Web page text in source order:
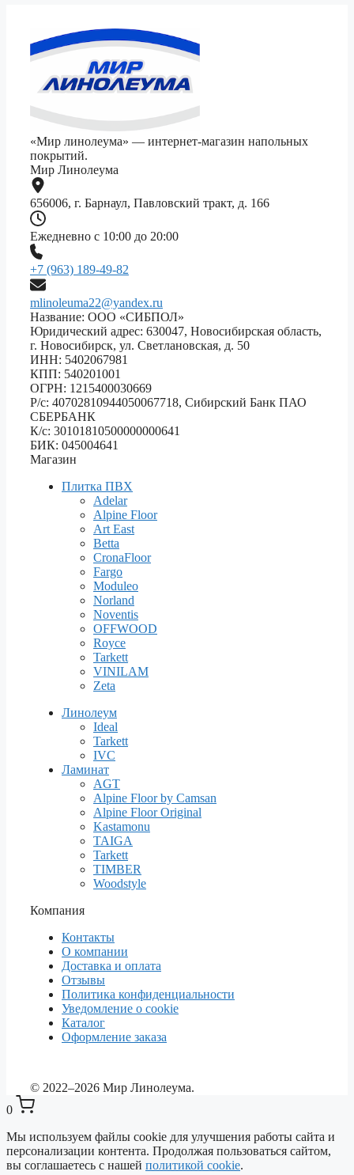
«Мир линолеума» — интернет-магазин напольных
покрытий.
Мир Линолеума
656006, г. Барнаул, Павловский тракт, д. 166
Ежедневно с 10:00 до 20:00
+7 (963) 189-49-82
mlinoleuma22@yandex.ru
Название: ООО «СИБПОЛ»
Юридический адрес: 630047, Новосибирская область,
г. Новосибирск, ул. Светлановская, д. 50
ИНН: 5402067981
КПП: 540201001
ОГРН: 1215400030669
Р/с: 40702810944050067718, Сибирский Банк ПАО
СБЕРБАНК
К/с: 30101810500000000641
БИК: 045004641
Магазин
Плитка ПВХ
Adelar
Alpine Floor
Art East
Betta
CronaFloor
Fargo
Moduleo
Norland
Noventis
OFFWOOD
Royce
Tarkett
VINILAM
Zeta
Линолеум
Ideal
Tarkett
IVC
Ламинат
AGT
Alpine Floor by Camsan
Alpine Floor Original
Kastamonu
TAIGA
Tarkett
TIMBER
Woodstyle
Компания
Контакты
О компании
Доставка и оплата
Отзывы
Политика конфиденциальности
Уведомление о cookie
Каталог
Оформление заказа
© 2022–2026 Мир Линолеума.
0
Выберите ваш город
Мы используем файлы cookie для улучшения работы сайта и
персонализации контента. Продолжая пользоваться сайтом,
вы соглашаетесь с нашей политикой cookie.